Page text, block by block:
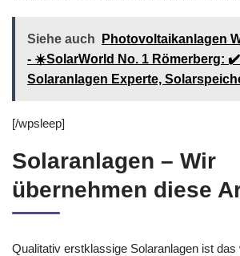
Siehe auch
Photovoltaikanlagen
- ☀️SolarWorld No. 1 Römerberg:
Solaranlagen Experte,
[/wpsleep]
Solaranlagen – Wir
übernehmen diese
Qualitativ erstklassige Solaranlagen ist